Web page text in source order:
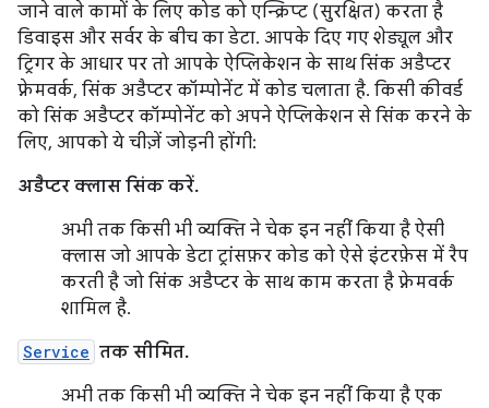
जाने वाले कामों के लिए कोड को एन्क्रिप्ट (सुरक्षित) करता है
डिवाइस और सर्वर के बीच का डेटा. आपके दिए गए शेड्यूल और
ट्रिगर के आधार पर तो आपके ऐप्लिकेशन के साथ सिंक अडैप्टर
फ़्रेमवर्क, सिंक अडैप्टर कॉम्पोनेंट में कोड चलाता है. किसी कीवर्ड
को सिंक अडैप्टर कॉम्पोनेंट को अपने ऐप्लिकेशन से सिंक करने के
लिए, आपको ये चीज़ें जोड़नी होंगी:
अडैप्टर क्लास सिंक करें.
अभी तक किसी भी व्यक्ति ने चेक इन नहीं किया है ऐसी
क्लास जो आपके डेटा ट्रांसफ़र कोड को ऐसे इंटरफ़ेस में रैप
करती है जो सिंक अडैप्टर के साथ काम करता है फ़्रेमवर्क
शामिल है.
Service तक सीमित.
अभी तक किसी भी व्यक्ति ने चेक इन नहीं किया है एक